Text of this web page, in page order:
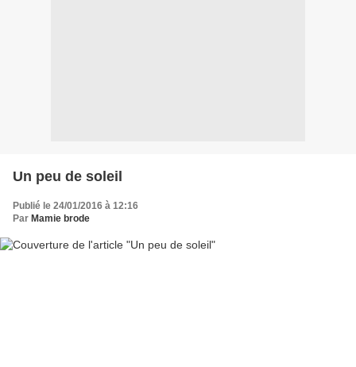
Un peu de soleil
Publié le 24/01/2016 à 12:16
Par Mamie brode